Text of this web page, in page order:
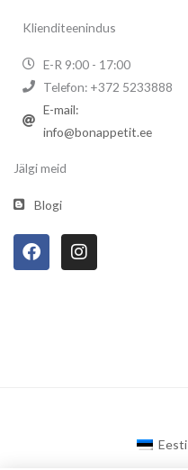
Klienditeenindus
E-R 9:00 - 17:00
Telefon: +372 5233888
E-mail:
info@bonappetit.ee
Jälgi meid
Blogi
F
a
I
n
Eesti